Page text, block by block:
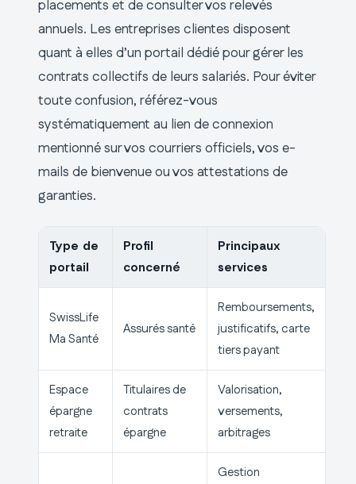
placements et de consulter vos relevés
annuels. Les entreprises clientes disposent
quant à elles d’un portail dédié pour gérer les
contrats collectifs de leurs salariés. Pour éviter
toute confusion, référez-vous
systématiquement au lien de connexion
mentionné sur vos courriers officiels, vos e-
mails de bienvenue ou vos attestations de
garanties.
Type de
portail
Profil
concerné
Principaux
services
SwissLife
Ma Santé
Assurés santé
Remboursements,
justificatifs, carte
tiers payant
Espace
épargne
retraite
Titulaires de
contrats
épargne
Valorisation,
versements,
arbitrages
Gestion